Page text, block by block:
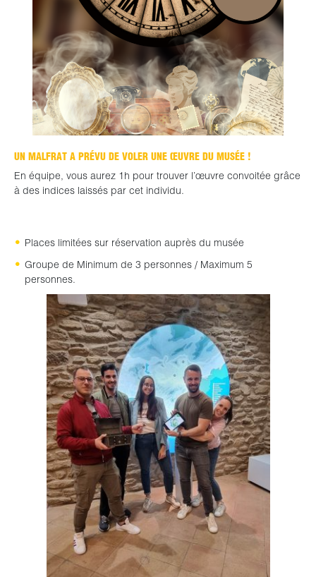
UN MALFRAT A PRÉVU DE VOLER UNE ŒUVRE DU MUSÉE !
En équipe, vous aurez 1h pour trouver l’œuvre convoitée grâce
à des indices laissés par cet individu.
Places limitées sur réservation auprès du musée
Groupe de Minimum de 3 personnes / Maximum 5
personnes.